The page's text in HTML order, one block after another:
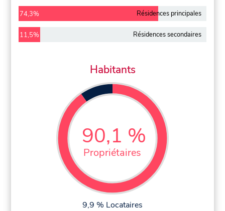
74,3% Résidences principales
11,5% Résidences secondaires
Habitants
90,1 %
Propriétaires
9,9 % Locataires